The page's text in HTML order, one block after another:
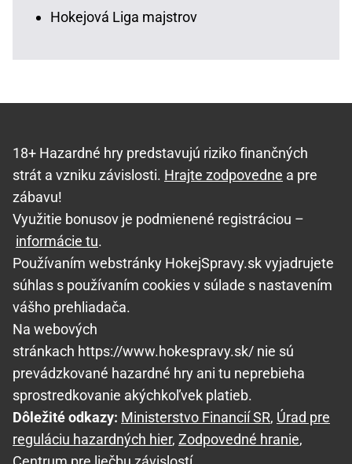
Hokejová Liga majstrov
18+ Hazardné hry predstavujú riziko finančných
strát a vzniku závislosti. Hrajte zodpovedne a pre
zábavu!
Využitie bonusov je podmienené registráciou –
informácie tu.
Používaním webstránky HokejSpravy.sk vyjadrujete
súhlas s používaním cookies v súlade s nastavením
vášho prehliadača.
Na webových
stránkach https://www.hokespravy.sk/ nie sú
prevádzkované hazardné hry ani tu neprebieha
sprostredkovanie akýchkoľvek platieb.
Dôležité odkazy: Ministerstvo Financií SR, Úrad pre
reguláciu hazardných hier, Zodpovedné hranie,